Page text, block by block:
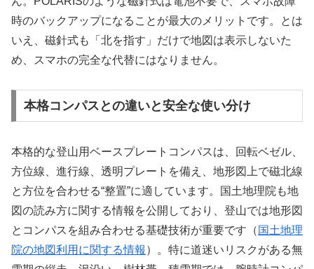
時のバックアップになることが最大のメリットです。とは
いえ、磁針式も「北を指す」だけで地図は表示しないた
め、スマホの完全な代替にはなりません。
本格コンパスとの違いと安全な使い分け
本格的な登山用ベースプレートコンパスは、回転ベゼル、
方位線、進行線、透明プレートを備え、地形図上で磁北線
と方位を合わせる“整置”に適しています。国土地理院も地
図の読み方に関する情報を公開しており、登山では地形図
とコンパスを組み合わせる基礎技術が重要です（ 国土地理
院の地図利用に関する情報 ）。特に道迷いリスクがある無